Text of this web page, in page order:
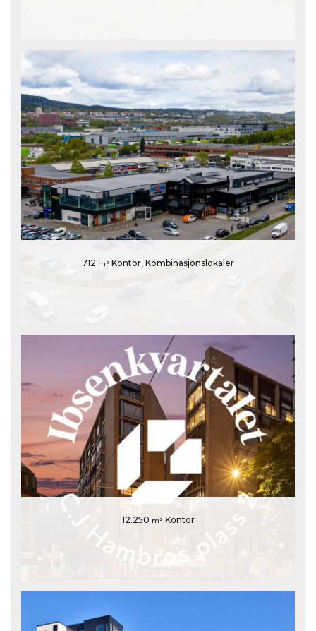
712 m² Kontor, Kombinasjonslokaler
12.250 m² Kontor